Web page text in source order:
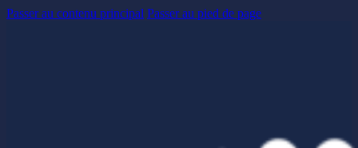
Passer au contenu principal Passer au pied de page